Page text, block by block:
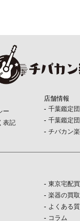
ー
表記
店舗情報
- 千葉鑑定
- 千葉鑑定
- チバカン
- 東京宅配
- 楽器の買
- よくある
- コラム